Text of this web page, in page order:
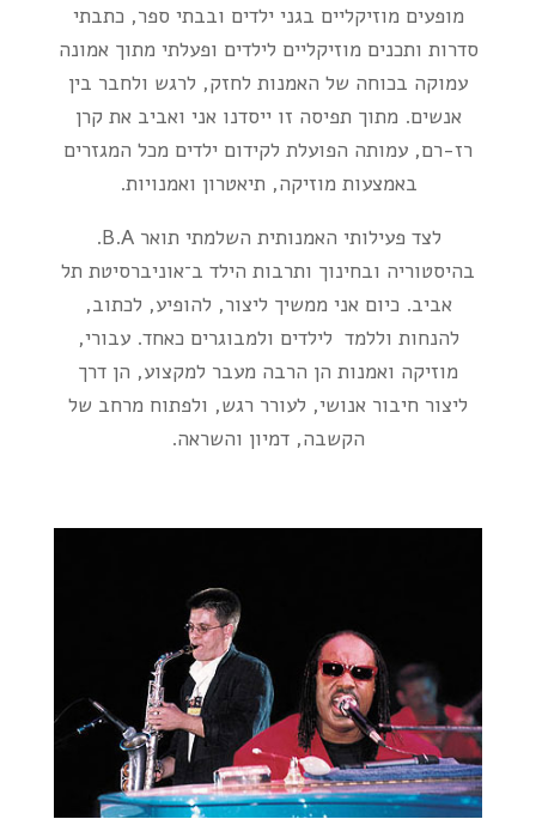
מופעים מוזיקליים בגני ילדים ובבתי ספר, כתבתי
סדרות ותכנים מוזיקליים לילדים ופעלתי מתוך אמונה
עמוקה בכוחה של האמנות לחזק, לרגש ולחבר בין
אנשים. מתוך תפיסה זו ייסדנו אני ואביב את קרן
רז-רם, עמותה הפועלת לקידום ילדים מכל המגזרים
באמצעות מוזיקה, תיאטרון ואמנויות.
לצד פעילותי האמנותית השלמתי תואר B.A.
בהיסטוריה ובחינוך ותרבות הילד ב־אוניברסיטת תל
אביב. כיום אני ממשיך ליצור, להופיע, לכתוב,
להנחות וללמד לילדים ולמבוגרים כאחד. עבורי,
מוזיקה ואמנות הן הרבה מעבר למקצוע, הן דרך
ליצור חיבור אנושי, לעורר רגש, ולפתוח מרחב של
הקשבה, דמיון והשראה.